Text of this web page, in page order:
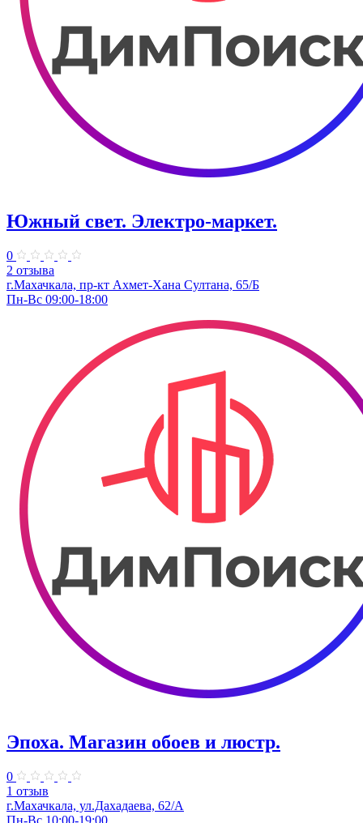
Южный свет. Электро-маркет.
0
2 отзыва
г.Махачкала, пр-кт Ахмет-Хана Султана, 65/Б
Пн-Вс 09:00-18:00
Эпоха. ​Магазин обоев и люстр.
0
1 отзыв
г.Махачкала, ул.Дахадаева, 62/А
Пн-Вс 10:00-19:00